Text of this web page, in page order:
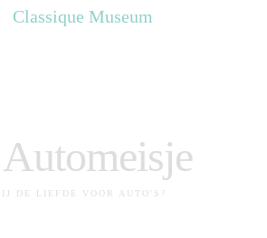
Classique Museum
DE LIEFDE VOOR AUTO'S?